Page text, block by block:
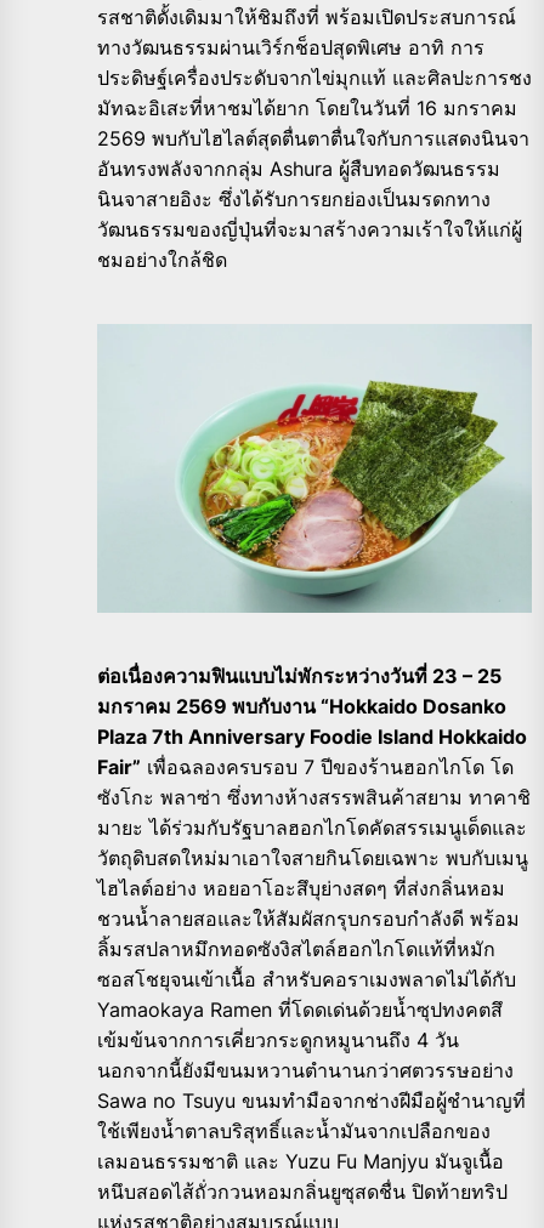
รสชาติดั้งเดิมมาให้ชิมถึงที่ พร้อมเปิดประสบการณ์
ทางวัฒนธรรมผ่านเวิร์กช็อปสุดพิเศษ อาทิ การ
ประดิษฐ์เครื่องประดับจากไข่มุกแท้ และศิลปะการชง
มัทฉะอิเสะที่หาชมได้ยาก โดยในวันที่ 16 มกราคม
2569 พบกับไฮไลต์สุดตื่นตาตื่นใจกับการแสดงนินจา
อันทรงพลังจากกลุ่ม Ashura ผู้สืบทอดวัฒนธรรม
นินจาสายอิงะ ซึ่งได้รับการยกย่องเป็นมรดกทาง
วัฒนธรรมของญี่ปุ่นที่จะมาสร้างความเร้าใจให้แก่ผู้
ชมอย่างใกล้ชิด
ต่อเนื่องความฟินแบบไม่พักระหว่างวันที่ 23 – 25
มกราคม 2569 พบกับงาน “Hokkaido Dosanko
Plaza 7th Anniversary Foodie Island Hokkaido
Fair” เพื่อฉลองครบรอบ 7 ปีของร้านฮอกไกโด โด
ซังโกะ พลาซ่า ซึ่งทางห้างสรรพสินค้าสยาม ทาคาชิ
มายะ ได้ร่วมกับรัฐบาลฮอกไกโดคัดสรรเมนูเด็ดและ
วัตถุดิบสดใหม่มาเอาใจสายกินโดยเฉพาะ พบกับเมนู
ไฮไลต์อย่าง หอยอาโอะสึบุย่างสดๆ ที่ส่งกลิ่นหอม
ชวนน้ำลายสอและให้สัมผัสกรุบกรอบกำลังดี พร้อม
ลิ้มรสปลาหมึกทอดซังงิสไตล์ฮอกไกโดแท้ที่หมัก
ซอสโชยุจนเข้าเนื้อ สำหรับคอราเมงพลาดไม่ได้กับ
Yamaokaya Ramen ที่โดดเด่นด้วยน้ำซุปทงคตสึ
เข้มข้นจากการเคี่ยวกระดูกหมูนานถึง 4 วัน
นอกจากนี้ยังมีขนมหวานตำนานกว่าศตวรรษอย่าง
Sawa no Tsuyu ขนมทำมือจากช่างฝีมือผู้ชำนาญที่
ใช้เพียงน้ำตาลบริสุทธิ์และน้ำมันจากเปลือกของ
เลมอนธรรมชาติ และ Yuzu Fu Manjyu มันจูเนื้อ
หนึบสอดไส้ถั่วกวนหอมกลิ่นยูซุสดชื่น ปิดท้ายทริป
แห่งรสชาติอย่างสมบูรณ์แบบ